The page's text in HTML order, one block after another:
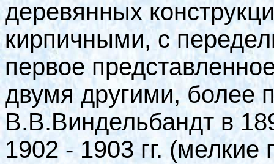
деревянных
кирпичными, с
первое
двумя другими, более
В.В.Виндельбандт в
1902 - 1903 гг. (мелкие